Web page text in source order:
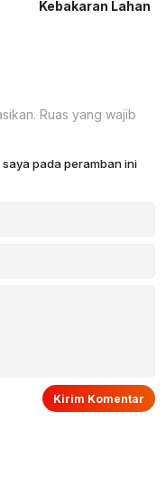
Kebakaran Lahan
Ruas yang wajib
pada peramban ini